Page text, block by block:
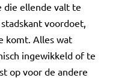
die ellende valt te
voordoet,
komt. Alles wat
ingewikkeld of te
op voor de andere